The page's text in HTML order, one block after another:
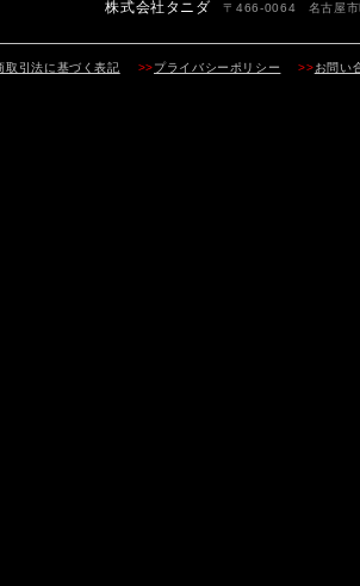
株式会社タニダ 〒466-0064 名古屋市
取引法に基づく表記 >>プライバシーポリシー >>お問い